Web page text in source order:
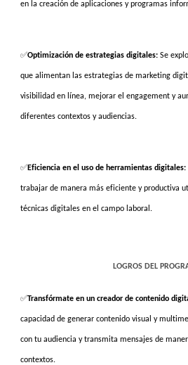
en la creación de aplicaciones y programas
✅Optimización de estrategias digitales: Se
que alimentan las estrategias de marketing
visibilidad en línea, mejorar el engagement y
diferentes contextos y audiencias.
✅Eficiencia en el uso de herramientas digitales:
trabajar de manera más eficiente y productiva
técnicas digitales en el campo laboral.
LOGROS DEL
✅Transfórmate en un creador de contenido
capacidad de generar contenido visual y
con tu audiencia y transmita mensajes de
contextos.